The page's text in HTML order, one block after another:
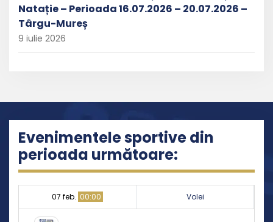
Natație – Perioada 16.07.2026 – 20.07.2026 –
Târgu-Mureș
9 iulie 2026
Evenimentele sportive din
perioada următoare:
07 feb. 00:00 Volei